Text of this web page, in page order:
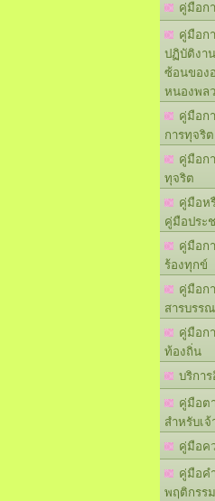
คู่มือก
คู่มือก
ปฏิบัติงา
ซ้อนของ
หนองพล
คู่มือก
การทุจริต
คู่มือก
ทุจริต
คู่มือห
คู่มือประ
คู่มือก
ร้องทุกข์
คู่มือก
สารบรรณ
คู่มือก
ท้องถิ่น
บริกา
คู่มือต
สำหรับเ
คู่มือค
คู่มือค
พฤติกรรม